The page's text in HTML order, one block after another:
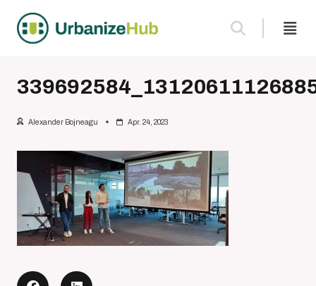
content
Alexander Bojneagu Apr. 24, 2023